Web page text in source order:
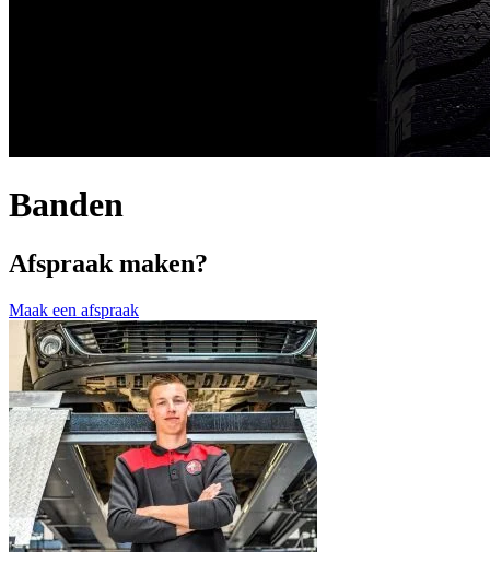
Banden
Afspraak maken?
Maak een afspraak